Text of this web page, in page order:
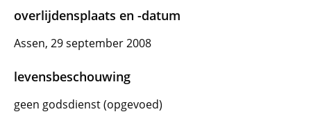
overlijdensplaats en -datum
Assen, 29 september 2008
levensbeschouwing
geen godsdienst (opgevoed)